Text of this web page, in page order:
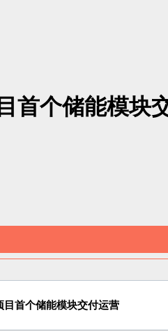
首个储能模块
首个储能模块交付运营